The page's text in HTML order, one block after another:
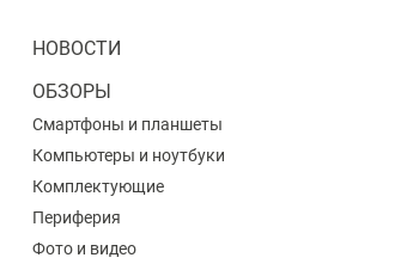
НОВОСТИ
ОБЗОРЫ
Смартфоны и планшеты
Компьютеры и ноутбуки
Комплектующие
Периферия
Фото и видео